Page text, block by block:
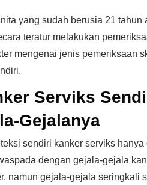
yang sudah berusia 21 tahun
teratur melakukan
mengenai jenis pemeriksaan
Serviks
Gejalanya
sendiri kanker serviks
dengan gejala-gejala
namun gejala-gejala seringkali